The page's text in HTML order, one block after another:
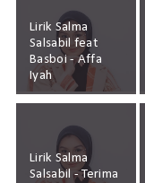
Lirik Salma
Salsabil feat
Basboi - Affa
Iyah
Lirik Salma
Salsabil - Terima